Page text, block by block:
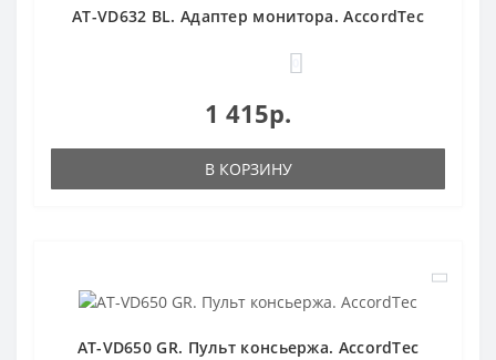
AT-VD632 BL. Адаптер монитора. AccordTec
1 415р.
В КОРЗИНУ
AT-VD650 GR. Пульт консьержа. AccordTec